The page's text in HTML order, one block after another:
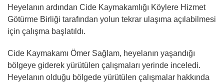
Heyelanın ardından Cide Kaymakamlığı Köylere Hizmet
Götürme Birliği tarafından yolun tekrar ulaşıma açılabilmesi
için çalışma başlatıldı.
Cide Kaymakamı Ömer Sağlam, heyelanın yaşandığı
bölgeye giderek yürütülen çalışmaları yerinde inceledi.
Heyelanın olduğu bölgede yürütülen çalışmalar hakkında